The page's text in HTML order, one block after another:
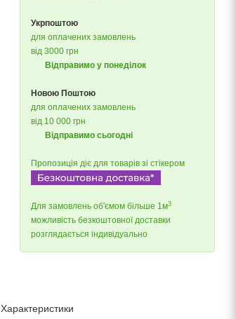
Укрпоштою
для оплачених замовлень
від 3000 грн
Відправимо у понеділок
Новою Поштою
для оплачених замовлень
від 10 000 грн
Відправимо сьогодні
Пропозиція діє для товарів зі стікером
Для замовлень об'ємом більше 1м3
можливість безкоштовної доставки
розглядається індивідуально
Характеристики